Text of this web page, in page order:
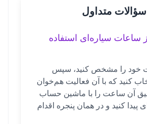
سؤالات متداول
ساعات سیاره‌ای استفاده
خود را مشخص کنید، سپس
کنید که با آن فعالیت هم‌خوان
آن ساعت را با ماشین حساب
کنید و در همان پنجره اقدام